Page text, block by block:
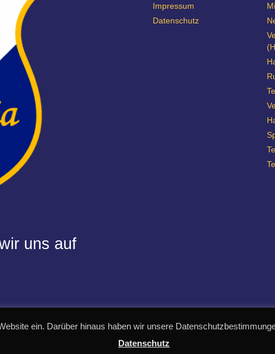
uns auf
Impressum
Datenschutz
ein. Darüber hinaus haben wir unsere
Datenschutz